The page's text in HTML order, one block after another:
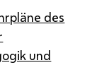
des
und